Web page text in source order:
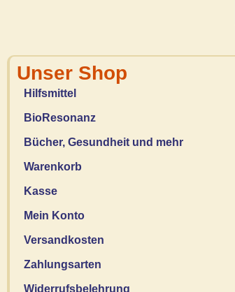
Unser Shop
Hilfsmittel
BioResonanz
Bücher, Gesundheit und mehr
Warenkorb
Kasse
Mein Konto
Versandkosten
Zahlungsarten
Widerrufsbelehrung